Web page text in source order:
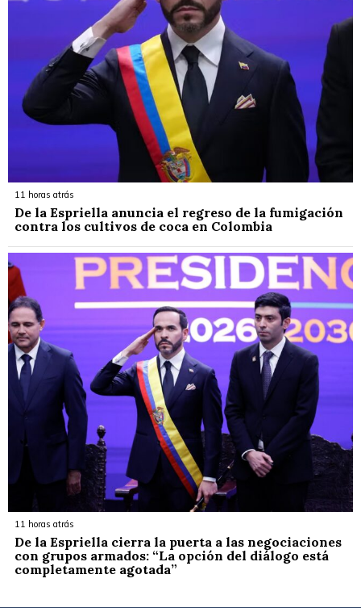
11 horas atrás
De la Espriella anuncia el regreso de la fumigación
contra los cultivos de coca en Colombia
11 horas atrás
De la Espriella cierra la puerta a las negociaciones
con grupos armados: “La opción del diálogo está
completamente agotada”